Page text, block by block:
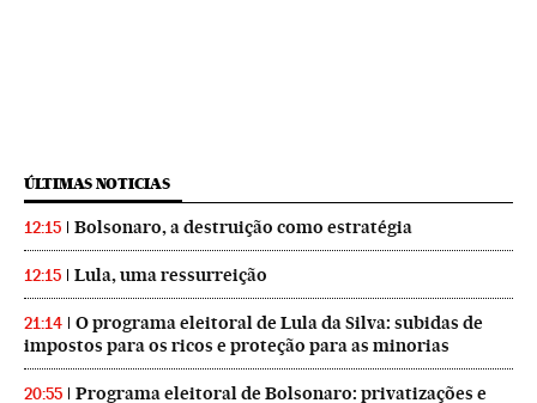
ÚLTIMAS NOTICIAS
12:15 Bolsonaro, a destruição como estratégia
12:15 Lula, uma ressurreição
21:14
O programa eleitoral de Lula da Silva: subidas de
impostos para os ricos e proteção para as minorias
20:55
Programa eleitoral de Bolsonaro: privatizações e